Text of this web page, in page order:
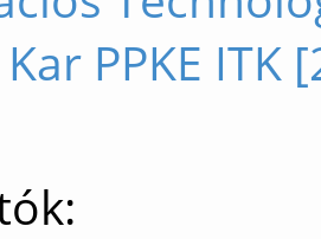
PPKE ITK